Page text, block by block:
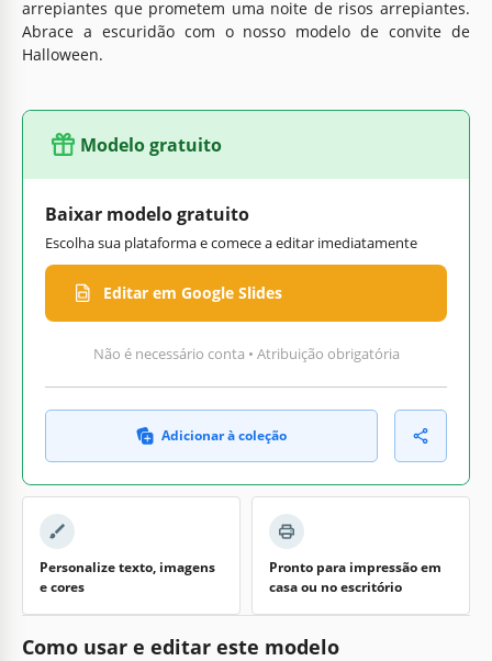
arrepiantes que prometem uma noite de risos arrepiantes.
Abrace a escuridão com o nosso modelo de convite de
Halloween.
Modelo gratuito
Baixar modelo gratuito
Escolha sua plataforma e comece a editar imediatamente
Editar em Google Slides
Não é necessário conta • Atribuição obrigatória
Adicionar à coleção
Personalize texto, imagens
e cores
Pronto para impressão em
casa ou no escritório
Como usar e editar este modelo